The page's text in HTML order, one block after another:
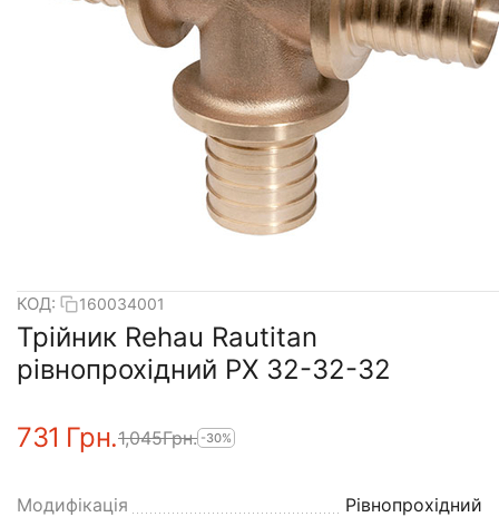
КОД: 160034001
Трійник Rehau Rautitan
рівнопрохідний PX 32-32-32
‍731‍ Грн.1,045Грн. -30%
Модифікація
Рівнопрохідний